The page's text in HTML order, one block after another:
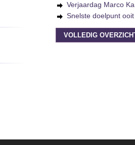
Verjaardag Marco
Snelste doelpunt
VOLLEDIG